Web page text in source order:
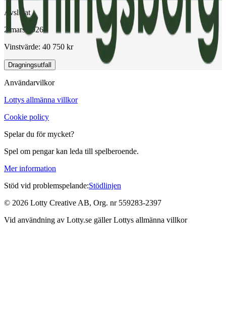
Avslutat
2 mars 2026
Vinstvärde: 40 750 kr
Dragningsutfall
Användarvilkor
Lottys allmänna villkor
Cookie policy
Spelar du för mycket?
Spel om pengar kan leda till spelberoende.
Mer information
Stöd vid problemspelande:Stödlinjen
© 2026 Lotty Creative AB, Org. nr 559283-2397
Vid användning av Lotty.se gäller Lottys allmänna villkor